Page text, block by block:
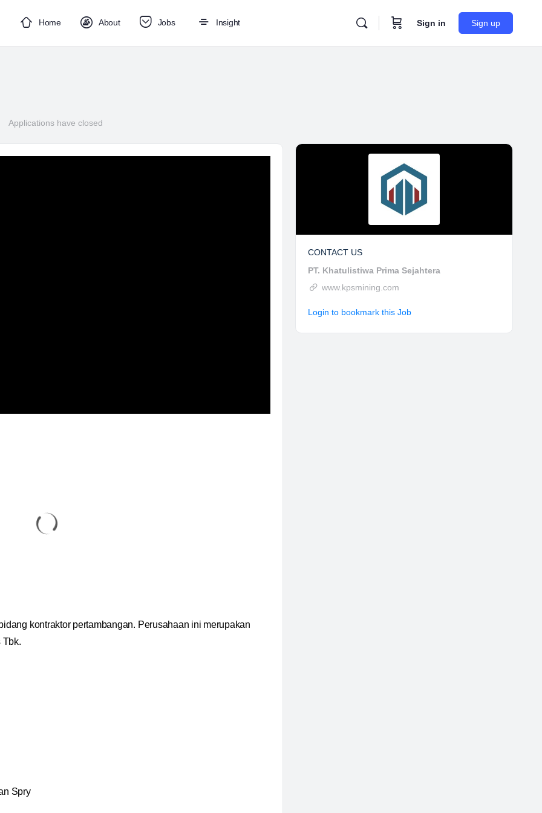
Home About Jobs Insight Sign in Sign up
Applications have closed
kontraktor pertambangan. Perusahaan ini merupakan
Tbk.
Spry
CONTACT US
PT. Khatulistiwa Prima Sejahtera
www.kpsmining.com
Login to bookmark this Job